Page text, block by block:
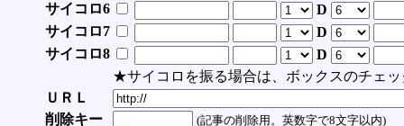
サイコロ6
D
サイコロ7
D
サイコロ8
D
★サイコロを振る場合は、ボックスのチェッ
ＵＲＬ
削除キー
(記事の削除用。英数字で8文字以内)